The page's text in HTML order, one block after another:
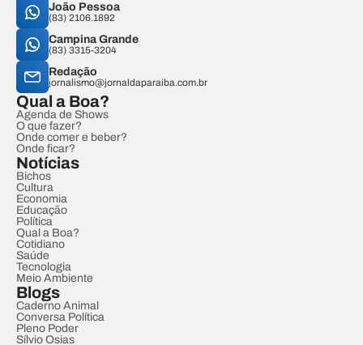
João Pessoa
(83) 2106.1892
Campina Grande
(83) 3315-3204
Redação
jornalismo@jornaldaparaiba.com.br
Qual a Boa?
Agenda de Shows
O que fazer?
Onde comer e beber?
Onde ficar?
Notícias
Bichos
Cultura
Economia
Educação
Política
Qual a Boa?
Cotidiano
Saúde
Tecnologia
Meio Ambiente
Blogs
Caderno Animal
Conversa Política
Pleno Poder
Sílvio Osias